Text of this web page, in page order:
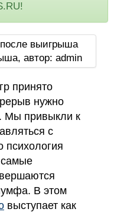
принято
нужно
Мы привыкли к
с
психология
самые
В этом
выступает как